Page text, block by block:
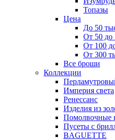
Топазы
Цена
До 50
От 50 до
От 100
От 300
Все броши
Коллекции
Империя света
Ренессанс
Изделия из
Помолвочные
Пусеты с
BAGUETTE